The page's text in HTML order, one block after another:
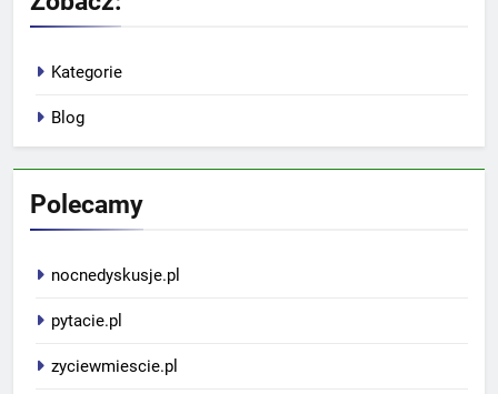
Kategorie
Blog
Polecamy
nocnedyskusje.pl
pytacie.pl
zyciewmiescie.pl